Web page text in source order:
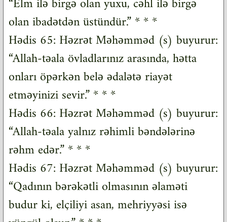
olan ibadətdən üstündür.” * * *
Hədis 65: Həzrət Məhəmməd (s) buyurur:
“Allah-təala övladlarınız arasında, hətta
onları öpərkən belə ədalətə riayət
etməyinizi sevir.” * * *
Hədis 66: Həzrət Məhəmməd (s) buyurur:
“Allah-təala yalnız rəhimli bəndələrinə
rəhm edər.” * * *
Hədis 67: Həzrət Məhəmməd (s) buyurur:
“Qadının bərəkətli olmasının əlaməti
budur ki, elçiliyi asan, mehriyyəsi isə